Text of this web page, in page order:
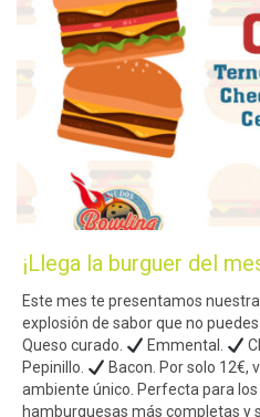
¡Llega la burguer del
Este mes te presentamos
explosión de sabor que no
Queso curado.
Emmental.
Pepinillo.
Bacon. Por solo 12€,
ambiente único. Perfecta para
hamburguesas más completas y